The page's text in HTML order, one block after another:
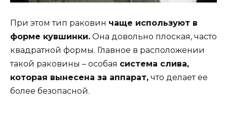
При этом тип раковин чаще используют в
форме кувшинки. Она довольно плоская, часто
квадратной формы. Главное в расположении
такой раковины – особая система слива,
которая вынесена за аппарат, что делает ее
более безопасной.